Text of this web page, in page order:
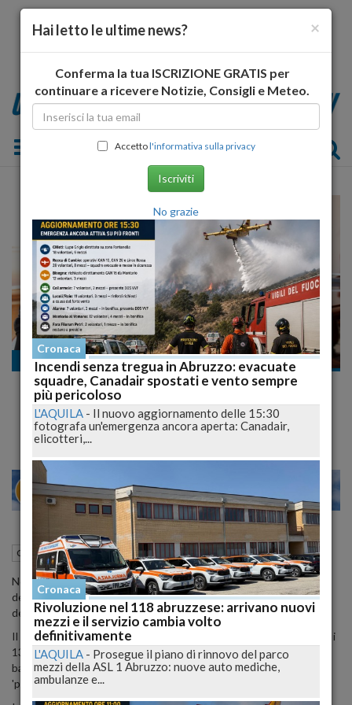
Toggle navigation
Cronaca nazionale
Crac Banca Etruria, 4 condanne e 9
assoluzione dal Tribunale Arezzo
MILANO 20
Cronaca nazionale Arezzo (AR) 01 Ottobre 2019 09:32
Nove assolti e quattro condannati a 10 mesi: questa la sentenza
del tribunale di Arezzo al processo sul filone per truffa nell'ambito
del crac di Banca Etruria.
Il dispositivo è stato letto dal giudice Angela Avila e riguarda tutti i
13 imputati del processo. Tra gli assolti cinque dipendenti della
banca e quattro dirigenti imputati, 'perché il fatto non sussiste' o
'per non aver commesso il fatto'.
×
Hai letto le ultime news?
Conferma la tua ISCRIZIONE GRATIS per
continuare a ricevere Notizie, Consigli e Meteo.
Accettol'informativa sulla privacy
Iscriviti
No grazie
Cronaca
Incendi senza tregua in Abruzzo: evacuate
squadre, Canadair spostati e vento sempre
più pericoloso
L'AQUILA - Il nuovo aggiornamento delle 15:30
fotografa un'emergenza ancora aperta: Canadair,
elicotteri,...
Cronaca
Rivoluzione nel 118 abruzzese: arrivano nuovi
mezzi e il servizio cambia volto
definitivamente
L'AQUILA - Prosegue il piano di rinnovo del parco
mezzi della ASL 1 Abruzzo: nuove auto mediche,
ambulanze e...